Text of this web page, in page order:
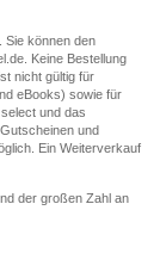
Sie können den
Keine Bestellung
nicht gültig für
eBooks) sowie für
und das
und
Ein Weiterverkauf
der großen Zahl an